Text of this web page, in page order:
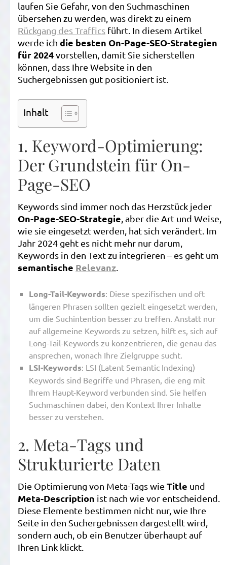
laufen Sie Gefahr, von den Suchmaschinen
übersehen zu werden, was direkt zu einem
Rückgang des Traffics führt. In diesem Artikel
werde ich die besten On-Page-SEO-Strategien
für 2024vorstellen, damit Sie sicherstellen
können, dass Ihre Website in den
Suchergebnissen gut positioniert ist.
Inhalt
1. Keyword-Optimierung:
Der Grundstein für On-
Page-SEO
Keywords sind immer noch das Herzstück jeder
On-Page-SEO-Strategie, aber die Art und Weise,
wie sie eingesetzt werden, hat sich verändert. Im
Jahr 2024 geht es nicht mehr nur darum,
Keywords in den Text zu integrieren – es geht um
semantische Relevanz.
Long-Tail-Keywords: Diese spezifischen und oft
längeren Phrasen sollten gezielt eingesetzt werden,
um die Suchintention besser zu treffen. Anstatt nur
auf allgemeine Keywords zu setzen, hilft es, sich auf
Long-Tail-Keywords zu konzentrieren, die genau das
ansprechen, wonach Ihre Zielgruppe sucht.
LSI-Keywords: LSI (Latent Semantic Indexing)
Keywords sind Begriffe und Phrasen, die eng mit
Ihrem Haupt-Keyword verbunden sind. Sie helfen
Suchmaschinen dabei, den Kontext Ihrer Inhalte
besser zu verstehen.
2. Meta-Tags und
Strukturierte Daten
Die Optimierung von Meta-Tags wie Title und
Meta-Description ist nach wie vor entscheidend.
Diese Elemente bestimmen nicht nur, wie Ihre
Seite in den Suchergebnissen dargestellt wird,
sondern auch, ob ein Benutzer überhaupt auf
Ihren Link klickt.